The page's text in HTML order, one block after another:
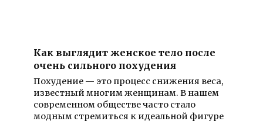
Как выглядит женское тело после
очень сильного похудения
Похудение — это процесс снижения веса,
известный многим женщинам. В нашем
современном обществе часто стало
модным стремиться к идеальной фигуре